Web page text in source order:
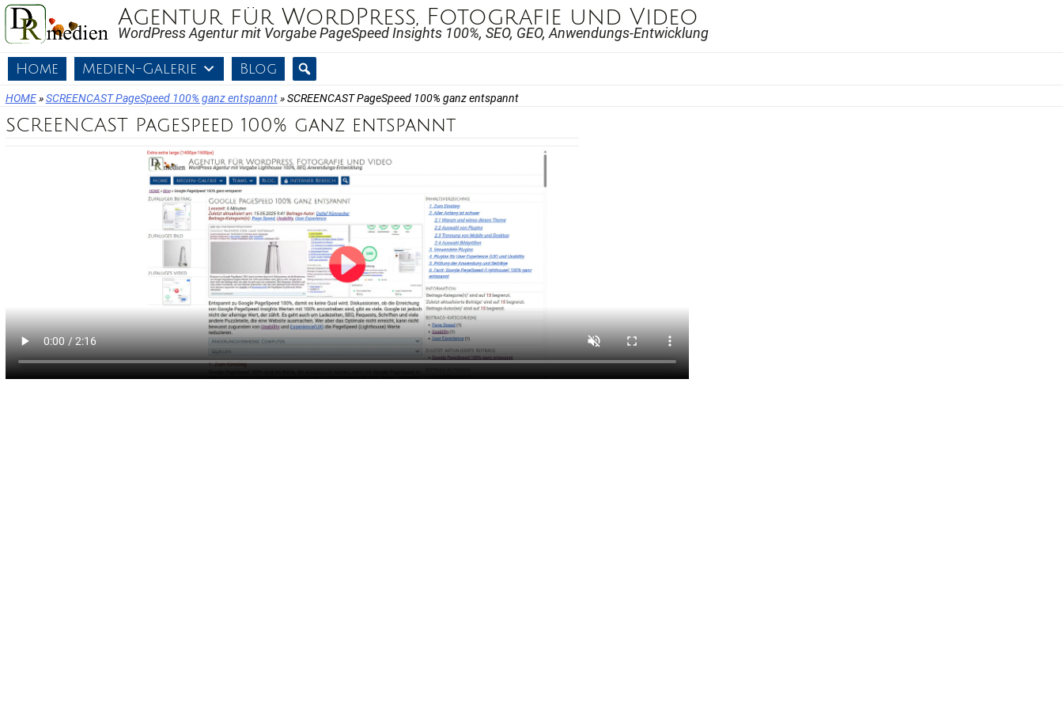
Skip
to
content
Agentur für WordPress, Fotografie und Video
WordPress Agentur mit Vorgabe PageSpeed Insights 100%, SEO, GEO, Anwendungs-Entwicklung
Home Medien-Galerie Blog
HOME»SCREENCAST PageSpeed 100% ganz entspannt»SCREENCAST PageSpeed 100% ganz entspannt
SCREENCAST PageSpeed 100% ganz entspannt